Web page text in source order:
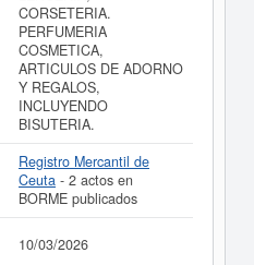
CORSETERIA.
PERFUMERIA
COSMETICA,
ARTICULOS DE ADORNO
Y REGALOS,
INCLUYENDO
BISUTERIA.
Registro Mercantil de
Ceuta - 2 actos en
BORME publicados
10/03/2026